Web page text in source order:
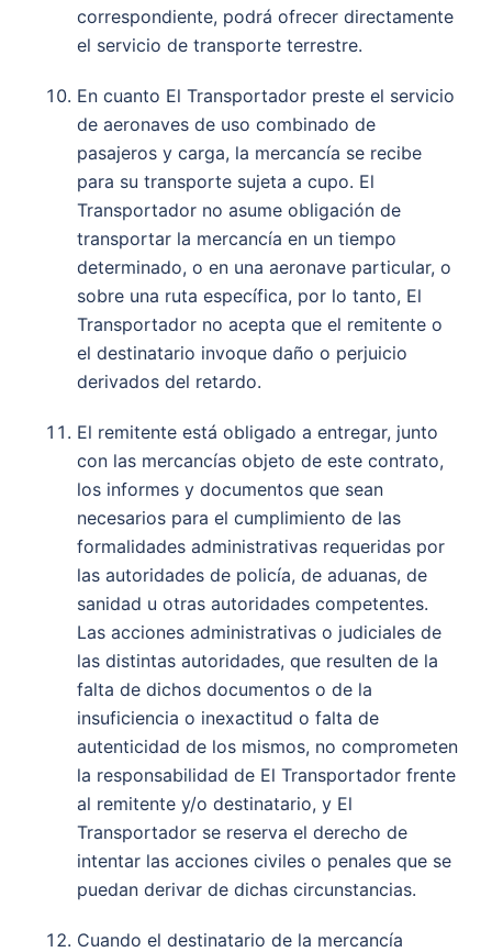
correspondiente, podrá ofrecer directamente
el servicio de transporte terrestre.
En cuanto El Transportador preste el servicio
de aeronaves de uso combinado de
pasajeros y carga, la mercancía se recibe
para su transporte sujeta a cupo. El
Transportador no asume obligación de
transportar la mercancía en un tiempo
determinado, o en una aeronave particular, o
sobre una ruta específica, por lo tanto, El
Transportador no acepta que el remitente o
el destinatario invoque daño o perjuicio
derivados del retardo.
El remitente está obligado a entregar, junto
con las mercancías objeto de este contrato,
los informes y documentos que sean
necesarios para el cumplimiento de las
formalidades administrativas requeridas por
las autoridades de policía, de aduanas, de
sanidad u otras autoridades competentes.
Las acciones administrativas o judiciales de
las distintas autoridades, que resulten de la
falta de dichos documentos o de la
insuficiencia o inexactitud o falta de
autenticidad de los mismos, no comprometen
la responsabilidad de El Transportador frente
al remitente y/o destinatario, y El
Transportador se reserva el derecho de
intentar las acciones civiles o penales que se
puedan derivar de dichas circunstancias.
Cuando el destinatario de la mercancía